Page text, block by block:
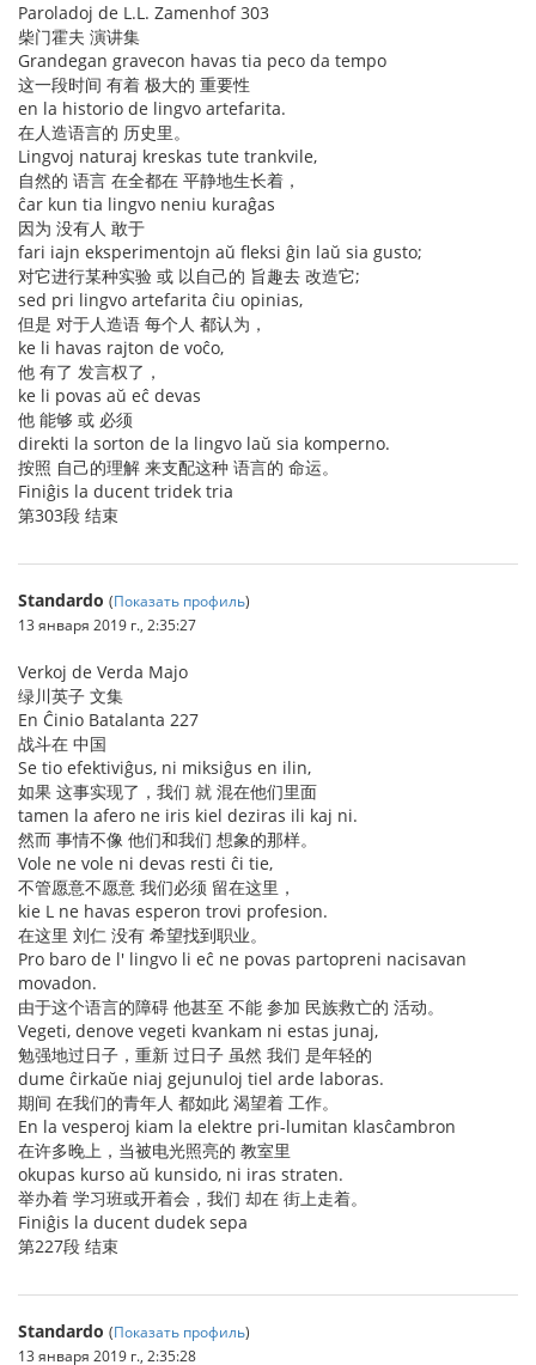
Paroladoj de L.L. Zamenhof 303
柴门霍夫 演讲集
Grandegan gravecon havas tia peco da tempo
这一段时间 有着 极大的 重要性
en la historio de lingvo artefarita.
在人造语言的 历史里。
Lingvoj naturaj kreskas tute trankvile,
自然的 语言 在全都在 平静地生长着，
ĉar kun tia lingvo neniu kuraĝas
因为 没有人 敢于
fari iajn eksperimentojn aŭ fleksi ĝin laŭ sia gusto;
对它进行某种实验 或 以自己的 旨趣去 改造它;
sed pri lingvo artefarita ĉiu opinias,
但是 对于人造语 每个人 都认为，
ke li havas rajton de voĉo,
他 有了 发言权了，
ke li povas aŭ eĉ devas
他 能够 或 必须
direkti la sorton de la lingvo laŭ sia komperno.
按照 自己的理解 来支配这种 语言的 命运。
Finiĝis la ducent tridek tria
第303段 结束
Standardo (Показать профиль)
13 января 2019 г., 2:35:27
Verkoj de Verda Majo
绿川英子 文集
En Ĉinio Batalanta 227
战斗在 中国
Se tio efektiviĝus, ni miksiĝus en ilin,
如果 这事实现了，我们 就 混在他们里面
tamen la afero ne iris kiel deziras ili kaj ni.
然而 事情不像 他们和我们 想象的那样。
Vole ne vole ni devas resti ĉi tie,
不管愿意不愿意 我们必须 留在这里，
kie L ne havas esperon trovi profesion.
在这里 刘仁 没有 希望找到职业。
Pro baro de l' lingvo li eĉ ne povas partopreni nacisavan
movadon.
由于这个语言的障碍 他甚至 不能 参加 民族救亡的 活动。
Vegeti, denove vegeti kvankam ni estas junaj,
勉强地过日子，重新 过日子 虽然 我们 是年轻的
dume ĉirkaŭe niaj gejunuloj tiel arde laboras.
期间 在我们的青年人 都如此 渴望着 工作。
En la vesperoj kiam la elektre pri-lumitan klasĉambron
在许多晚上，当被电光照亮的 教室里
okupas kurso aŭ kunsido, ni iras straten.
举办着 学习班或开着会，我们 却在 街上走着。
Finiĝis la ducent dudek sepa
第227段 结束
Standardo (Показать профиль)
13 января 2019 г., 2:35:28